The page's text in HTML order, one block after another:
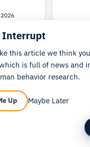
für
Gähnen
Das
verfügbar
6 min read
Interrupt
this article we think
is full of news and
behavior research.
Up Maybe Later